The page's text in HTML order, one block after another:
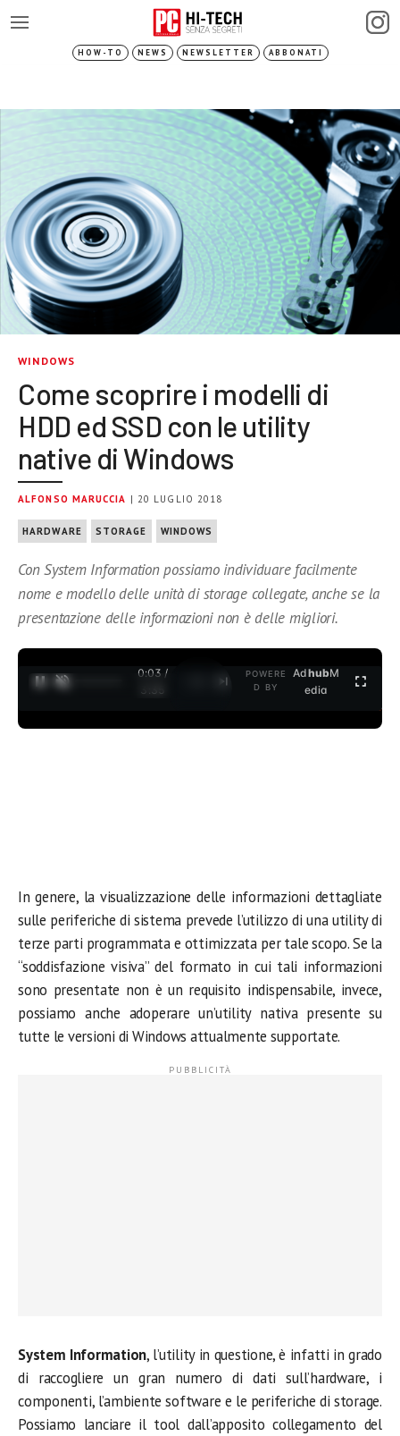
HOW-TO NEWS NEWSLETTER ABBONATI
WINDOWS
Come scoprire i modelli di
HDD ed SSD con le utility
native di Windows
ALFONSO MARUCCIA | 20 LUGLIO 2018
HARDWARE STORAGE WINDOWS
Con System Information possiamo individuare facilmente
nome e modello delle unità di storage collegate, anche se la
presentazione delle informazioni non è delle migliori.
0:04 /
3:35
POWERE
D BY
AdhubM
edia
In genere, la visualizzazione delle informazioni dettagliate
sulle periferiche di sistema prevede l’utilizzo di una utility di
terze parti programmata e ottimizzata per tale scopo. Se la
“soddisfazione visiva” del formato in cui tali informazioni
sono presentate non è un requisito indispensabile, invece,
possiamo anche adoperare un’utility nativa presente su
tutte le versioni di Windows attualmente supportate.
System Information, l’utility in questione, è infatti in grado
di raccogliere un gran numero di dati sull’hardware, i
componenti, l’ambiente software e le periferiche di storage.
Possiamo lanciare il tool dall’apposito collegamento del